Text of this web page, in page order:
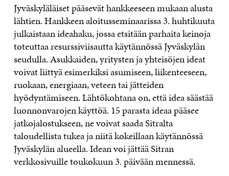
Jyväskyläläiset pääsevät hankkeeseen mukaan alusta
lähtien. Hankkeen aloitusseminaarissa 3. huhtikuuta
julkaistaan ideahaku, jossa etsitään parhaita keinoja
toteuttaa resurssiviisautta käytännössä Jyväskylän
seudulla. Asukkaiden, yritysten ja yhteisöjen ideat
voivat liittyä esimerkiksi asumiseen, liikenteeseen,
ruokaan, energiaan, veteen tai jätteiden
hyödyntämiseen. Lähtökohtana on, että idea säästää
luonnonvarojen käyttöä. 15 parasta ideaa pääsee
jatkojalostukseen, ne voivat saada Sitralta
taloudellista tukea ja niitä kokeillaan käytännössä
Jyväskylän alueella. Idean voi jättää Sitran
verkkosivuille toukokuun 3. päivään mennessä.